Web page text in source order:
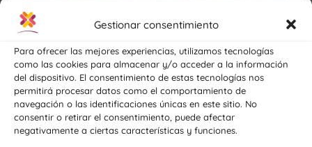
Gestionar consentimiento
Para ofrecer las mejores experiencias, utilizamos tecnologías
como las cookies para almacenar y/o acceder a la información
del dispositivo. El consentimiento de estas tecnologías nos
permitirá procesar datos como el comportamiento de
navegación o las identificaciones únicas en este sitio. No
consentir o retirar el consentimiento, puede afectar
negativamente a ciertas características y funciones.